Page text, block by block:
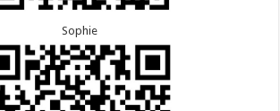
Sophie